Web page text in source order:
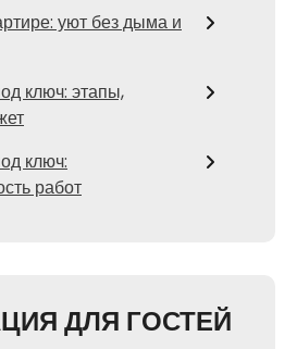
уют без дыма и
ключ: этапы,
ключ:
работ
ДЛЯ ГОСТЕЙ